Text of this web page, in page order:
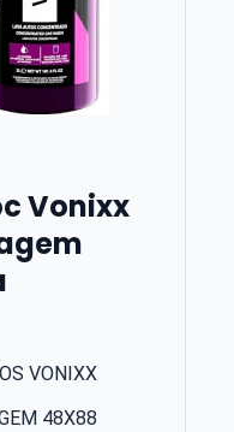
Vonixx
VONIXX
48X88